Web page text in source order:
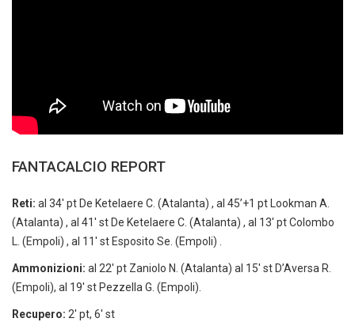
FANTACALCIO REPORT
Reti: al 34′ pt De Ketelaere C. (Atalanta) , al 45’+1 pt Lookman A.
(Atalanta) , al 41′ st De Ketelaere C. (Atalanta) , al 13′ pt Colombo
L. (Empoli) , al 11′ st Esposito Se. (Empoli) .
Ammonizioni: al 22′ pt Zaniolo N. (Atalanta) al 15′ st D’Aversa R.
(Empoli), al 19′ st Pezzella G. (Empoli).
Recupero: 2′ pt, 6′ st